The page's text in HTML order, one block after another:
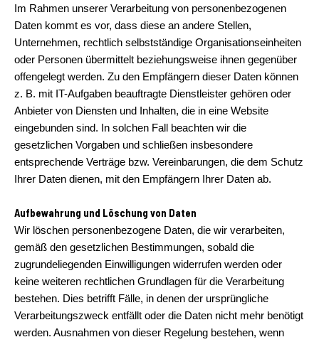
Im Rahmen unserer Verarbeitung von personenbezogenen
Daten kommt es vor, dass diese an andere Stellen,
Unternehmen, rechtlich selbstständige Organisationseinheiten
oder Personen übermittelt beziehungsweise ihnen gegenüber
offengelegt werden. Zu den Empfängern dieser Daten können
z. B. mit IT-Aufgaben beauftragte Dienstleister gehören oder
Anbieter von Diensten und Inhalten, die in eine Website
eingebunden sind. In solchen Fall beachten wir die
gesetzlichen Vorgaben und schließen insbesondere
entsprechende Verträge bzw. Vereinbarungen, die dem Schutz
Ihrer Daten dienen, mit den Empfängern Ihrer Daten ab.
Aufbewahrung und Löschung von Daten
Wir löschen personenbezogene Daten, die wir verarbeiten,
gemäß den gesetzlichen Bestimmungen, sobald die
zugrundeliegenden Einwilligungen widerrufen werden oder
keine weiteren rechtlichen Grundlagen für die Verarbeitung
bestehen. Dies betrifft Fälle, in denen der ursprüngliche
Verarbeitungszweck entfällt oder die Daten nicht mehr benötigt
werden. Ausnahmen von dieser Regelung bestehen, wenn